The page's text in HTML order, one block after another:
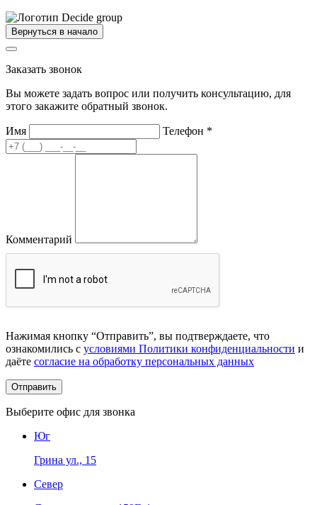
Вернуться в начало
Заказать звонок
Вы можете задать вопрос или получить консультацию, для
этого закажите обратный звонок.
Имя Телефон *
Комментарий
Нажимая кнопку “Отправить”, вы подтверждаете, что
ознакомились с условиями Политики конфиденциальности и
даёте согласие на обработку персональных данных
Выберите офис для звонка
Юг
Грина ул., 15
Север